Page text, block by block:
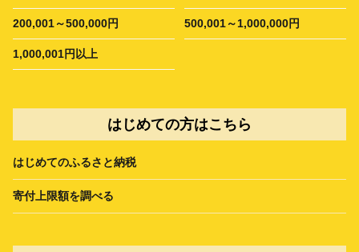
200,001～500,000円 500,001～1,000,000円
1,000,001円以上
はじめての方はこちら
はじめてのふるさと納税
寄付上限額を調べる